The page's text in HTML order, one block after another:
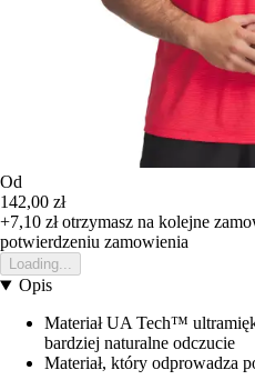
Od
142,00 zł
+7,10 złotrzymasz na kolejne
potwierdzeniu zamowienia
Loading...
Opis
Materiał UA Tech™
bardziej naturalne odczucie
Materiał, który odprowadza